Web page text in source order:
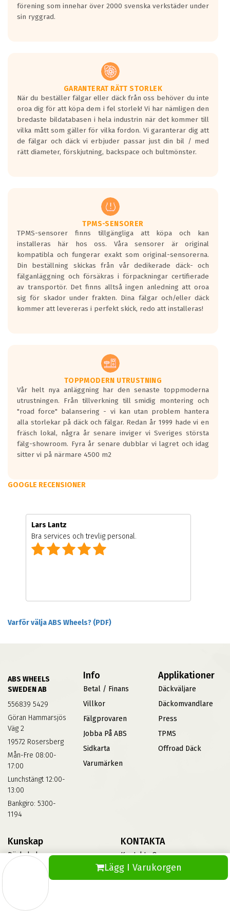
Lägg I Varukorgen
förening som innehar över 2000 svenska verkstäder under
sin ryggrad.
GARANTERAT RÄTT STORLEK
När du beställer fälgar eller däck från oss behöver du inte
oroa dig för att köpa dem i fel storlek! Vi har nämligen den
bredaste bildatabasen i hela industrin när det kommer till
vilka mått som gäller för vilka fordon. Vi garanterar dig att
de fälgar och däck vi erbjuder passar just din bil / med
rätt diameter, förskjutning, backspace och bultmönster.
TPMS-SENSORER
TPMS-sensorer finns tillgängliga att köpa och kan
installeras här hos oss. Våra sensorer är original
kompatibla och fungerar exakt som original-sensorerna.
Din beställning skickas från vår dedikerade däck- och
fälganläggning och försäkras i förpackningar certifierade
av transportör. Det finns alltså ingen anledning att oroa
sig för skador under frakten. Dina fälgar och/eller däck
kommer att levereras i perfekt skick, redo att installeras!
TOPPMODERN UTRUSTNING
Vår helt nya anläggning har den senaste toppmoderna
utrustningen. Från tillverkning till smidig montering och
"road force" balansering - vi kan utan problem hantera
alla storlekar på däck och fälgar. Redan år 1999 hade vi en
fräsch lokal, några år senare inviger vi Sveriges största
fälg-showroom. Fyra år senare dubblar vi lagret och idag
sitter vi på närmare 4500 m2
GOOGLE RECENSIONER
Lars Lantz
Bra services och trevlig personal.
Varför välja ABS Wheels? (PDF)
ABS WHEELS
SWEDEN AB
556839 5429
Göran Hammarsjös
Väg 2
19572 Rosersberg
Mån-Fre 08:00-
17:00
Lunchstängt 12:00-
13:00
Bankgiro: 5300-
1194
Info
Betal / Finans
Villkor
Fälgprovaren
Jobba På ABS
Sidkarta
Varumärken
Applikationer
Däckväljare
Däckomvandlare
Press
TPMS
Offroad Däck
Kunskap
Däckskola
Informationsbank Av Däck
Och Fälgar
KONTAKTA
Kontakta Oss
Vinterdäck